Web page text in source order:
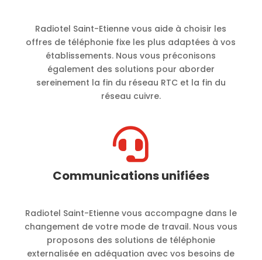
Radiotel Saint-Etienne vous aide à choisir les
offres de téléphonie fixe les plus adaptées à vos
établissements. Nous vous préconisons
également des solutions pour aborder
sereinement la fin du réseau RTC et la fin du
réseau cuivre.

Communications unifiées
Radiotel Saint-Etienne vous accompagne dans le
changement de votre mode de travail. Nous vous
proposons des solutions de téléphonie
externalisée en adéquation avec vos besoins de